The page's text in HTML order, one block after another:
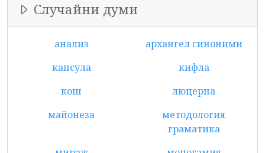
Случайни думи
анализ
архангел синоними
капсула
кифла
кош
люцерна
майонеза
методология
граматика